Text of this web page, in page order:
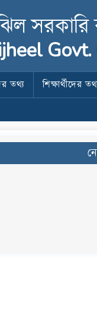
সরকারি
তথ্য শিক্ষার্থীদের